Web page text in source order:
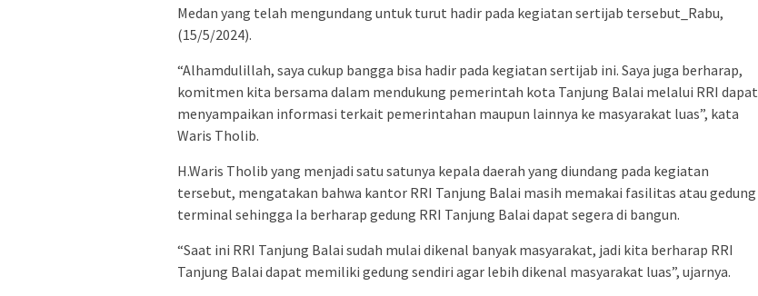
Medan yang telah mengundang untuk turut hadir pada kegiatan sertijab tersebut_Rabu,
(15/5/2024).
“Alhamdulillah, saya cukup bangga bisa hadir pada kegiatan sertijab ini. Saya juga berharap,
komitmen kita bersama dalam mendukung pemerintah kota Tanjung Balai melalui RRI dapat
menyampaikan informasi terkait pemerintahan maupun lainnya ke masyarakat luas”, kata
Waris Tholib.
H.Waris Tholib yang menjadi satu satunya kepala daerah yang diundang pada kegiatan
tersebut, mengatakan bahwa kantor RRI Tanjung Balai masih memakai fasilitas atau gedung
terminal sehingga Ia berharap gedung RRI Tanjung Balai dapat segera di bangun.
“Saat ini RRI Tanjung Balai sudah mulai dikenal banyak masyarakat, jadi kita berharap RRI
Tanjung Balai dapat memiliki gedung sendiri agar lebih dikenal masyarakat luas”, ujarnya.